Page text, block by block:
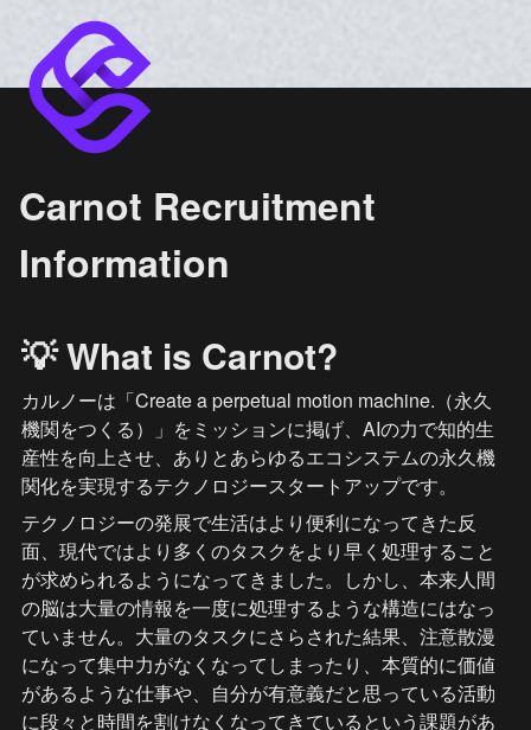
Carnot Recruitment
Information
💡 What is Carnot?
カルノーは「Create a perpetual motion machine.（永久
機関をつくる）」をミッションに掲げ、AIの力で知的生
産性を向上させ、ありとあらゆるエコシステムの永久機
関化を実現するテクノロジースタートアップです。
テクノロジーの発展で生活はより便利になってきた反
面、現代ではより多くのタスクをより早く処理すること
が求められるようになってきました。しかし、本来人間
の脳は大量の情報を一度に処理するような構造にはなっ
ていません。大量のタスクにさらされた結果、注意散漫
になって集中力がなくなってしまったり、本質的に価値
があるような仕事や、自分が有意義だと思っている活動
に段々と時間を割けなくなってきているという課題があ